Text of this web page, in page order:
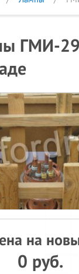
ГМИ-
на
0 руб.